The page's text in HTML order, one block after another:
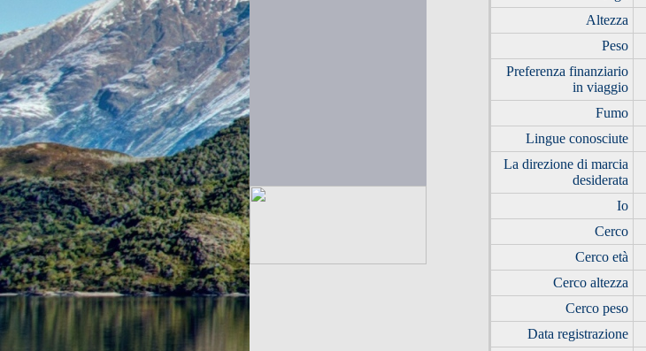
Altezza
Peso
Preferenza finanziario
in viaggio
Fumo
Lingue conosciute
La direzione di marcia
desiderata
Io
Cerco
Cerco età
Cerco altezza
Cerco peso
Data registrazione